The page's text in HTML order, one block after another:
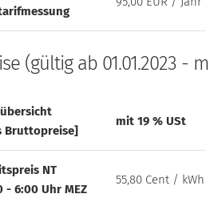
(gültig ab 01.01.2023 -
Bruttopreise]
mit 19 % USt
NT
- 6:00 Uhr MEZ
55,80 Cent / kWh